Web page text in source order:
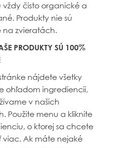
vždy čisto organické a
Produkty nie sú
na zvieratách.
PRODUKTY SÚ 100%
nájdete všetky
ohľadom ingrediencií,
v našich
Použite menu a kliknite
o ktorej sa chcete
viac. Ak máte nejaké